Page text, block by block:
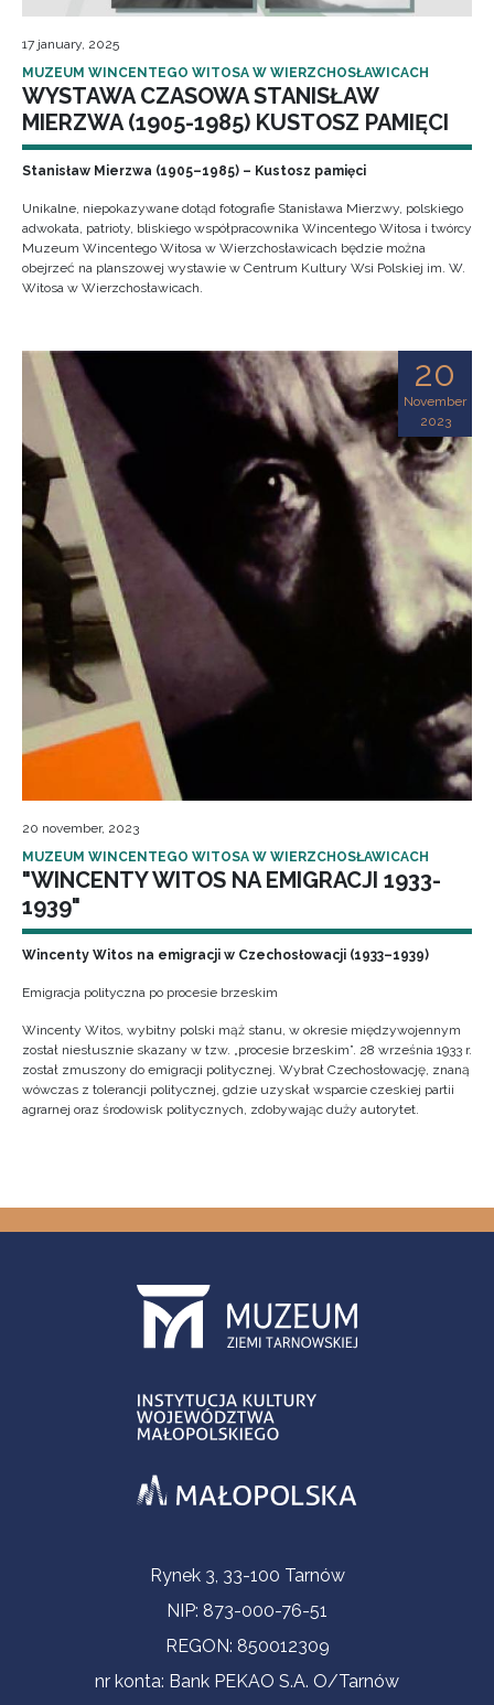
17 january, 2025
MUZEUM WINCENTEGO WITOSA W WIERZCHOSŁAWICACH
WYSTAWA CZASOWA STANISŁAW
MIERZWA (1905-1985) KUSTOSZ PAMIĘCI
Stanisław Mierzwa (1905–1985) – Kustosz pamięci
Unikalne, niepokazywane dotąd fotografie Stanisława Mierzwy, polskiego
adwokata, patrioty, bliskiego współpracownika Wincentego Witosa i twórcy
Muzeum Wincentego Witosa w Wierzchosławicach będzie można
obejrzeć na planszowej wystawie w Centrum Kultury Wsi Polskiej im. W.
Witosa w Wierzchosławicach.
20
November
2023
20 november, 2023
MUZEUM WINCENTEGO WITOSA W WIERZCHOSŁAWICACH
"WINCENTY WITOS NA EMIGRACJI 1933-
1939"
Wincenty Witos na emigracji w Czechosłowacji (1933–1939)
Emigracja polityczna po procesie brzeskim
Wincenty Witos, wybitny polski mąż stanu, w okresie międzywojennym
został niesłusznie skazany w tzw. „procesie brzeskim”. 28 września 1933 r.
został zmuszony do emigracji politycznej. Wybrał Czechosłowację, znaną
wówczas z tolerancji politycznej, gdzie uzyskał wsparcie czeskiej partii
agrarnej oraz środowisk politycznych, zdobywając duży autorytet.
Contact InformationRynek 3, 33-100 Tarnów
NIP: 873-000-76-51
REGON: 850012309
nr konta: Bank PEKAO S.A. O/Tarnów